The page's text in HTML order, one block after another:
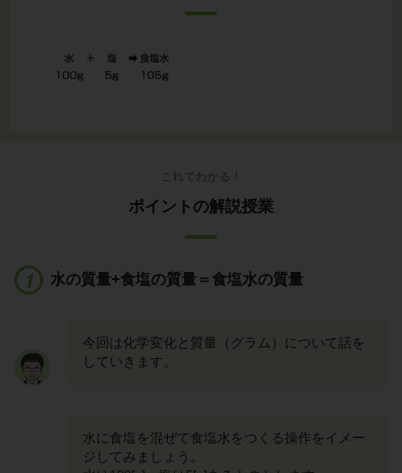
これでわかる！
ポイントの解説授業
水の質量+食塩の質量＝食塩水の質量
今回は化学変化と質量（グラム）について話を
していきます。
水に食塩を混ぜて食塩水をつくる操作をイメー
ジしてみましょう。